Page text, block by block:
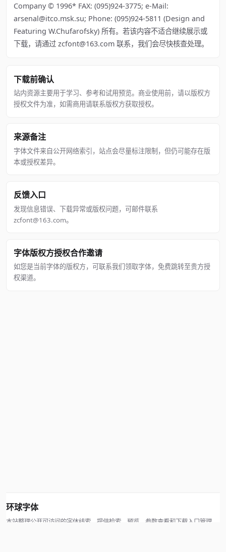
Company © 1996* FAX: (095)924-3775; e-Mail:
arsenal@itco.msk.su; Phone: (095)924-5811 (Design and
Featuring W.Chufarofsky) 所有。若该内容不适合继续展示或
下载，请通过 zcfont@163.com 联系，我们会尽快核查处理。
下载前确认
站内资源主要用于学习、参考和试用预览。商业使用前，请以版权方
授权文件为准，如需商用请联系版权方获取授权。
来源备注
字体文件来自公开网络索引，站点会尽量标注限制，但仍可能存在版
本或授权差异。
反馈入口
发现信息错误、下载异常或版权问题，可邮件联系
zcfont@163.com。
字体版权方授权合作邀请
如您是当前字体的版权方，可联系我们领取字体，免费跳转至贵方授
权渠道。
环球字体
本站整理公开可访问的字体线索，提供检索、预览、参数查看和下载入口管理。